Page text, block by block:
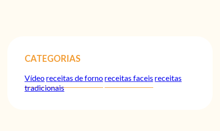
CATEGORIAS
Vídeoreceitas de fornoreceitas faceis receitas
tradicionais